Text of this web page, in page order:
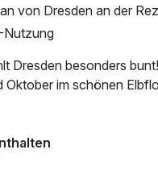
von Dresden an der
Nutzung
Dresden besonders
Oktober im schönen
W-LAN Nutzung
Nutzung Öffentliches